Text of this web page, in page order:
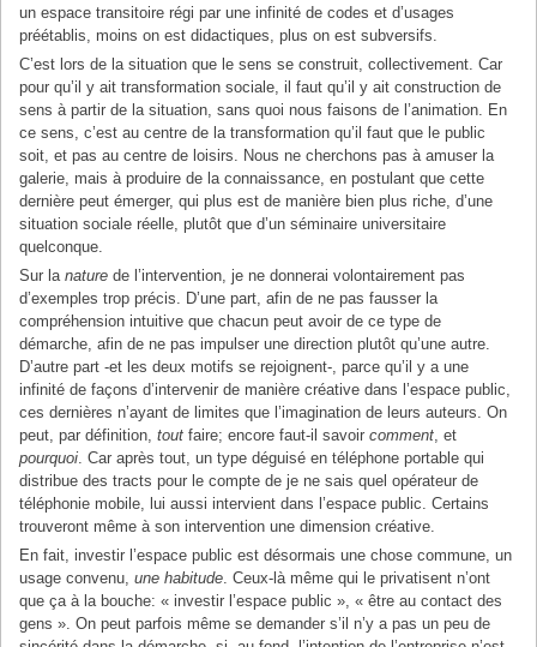
un espace transitoire régi par une infinité de codes et d’usages
préétablis, moins on est didactiques, plus on est subversifs.
C’est lors de la situation que le sens se construit, collectivement. Car
pour qu’il y ait transformation sociale, il faut qu’il y ait construction de
sens à partir de la situation, sans quoi nous faisons de l’animation. En
ce sens, c’est au centre de la transformation qu’il faut que le public
soit, et pas au centre de loisirs. Nous ne cherchons pas à amuser la
galerie, mais à produire de la connaissance, en postulant que cette
dernière peut émerger, qui plus est de manière bien plus riche, d’une
situation sociale réelle, plutôt que d’un séminaire universitaire
quelconque.
Sur lanature de l’intervention, je ne donnerai volontairement pas
d’exemples trop précis. D’une part, afin de ne pas fausser la
compréhension intuitive que chacun peut avoir de ce type de
démarche, afin de ne pas impulser une direction plutôt qu’une autre.
D’autre part -et les deux motifs se rejoignent-, parce qu’il y a une
infinité de façons d’intervenir de manière créative dans l’espace public,
ces dernières n’ayant de limites que l’imagination de leurs auteurs. On
peut, par définition,tout faire; encore faut-il savoircomment , et
pourquoi . Car après tout, un type déguisé en téléphone portable qui
distribue des tracts pour le compte de je ne sais quel opérateur de
téléphonie mobile, lui aussi intervient dans l’espace public. Certains
trouveront même à son intervention une dimension créative.
En fait, investir l’espace public est désormais une chose commune, un
usage convenu,une habitude. Ceux-là même qui le privatisent n’ont
que ça à la bouche: « investir l’espace public », « être au contact des
gens ». On peut parfois même se demander s’il n’y a pas un peu de